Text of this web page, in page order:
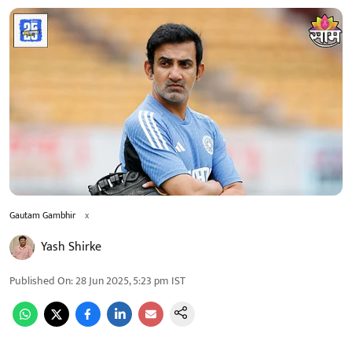
Gautam Gambhir x
Yash Shirke
Published On:28 Jun 2025, 5:23 pm IST